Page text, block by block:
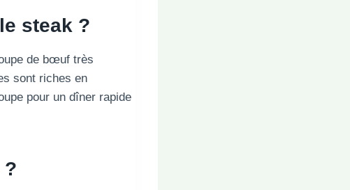
steak ?
de bœuf très
sont riches en
pour un dîner rapide
?